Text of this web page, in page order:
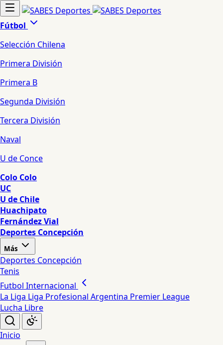
Fútbol
Selección Chilena
Primera División
Primera B
Segunda División
Tercera División
Naval
U de Conce
Colo Colo
UC
U de Chile
Huachipato
Fernández Vial
Deportes Concepción
Más
Deportes Concepción
Tenis
Futbol Internacional
La Liga Liga Profesional Argentina Premier League
Lucha Libre
Inicio